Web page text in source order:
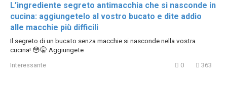
L’ingrediente segreto antimacchia che si nasconde in
cucina: aggiungetelo al vostro bucato e dite addio
alle macchie più difficili
Il segreto di un bucato senza macchie si nasconde nella vostra
cucina! 😳🤫 Aggiungete
Interessante 0 363